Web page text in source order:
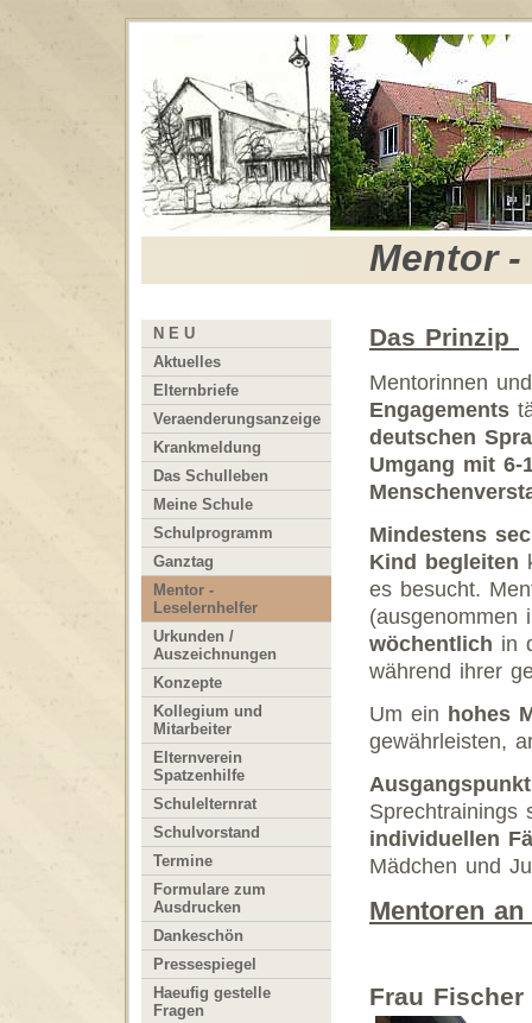
Mentor
N E U
Aktuelles
Elternbriefe
Veraenderungsanzeige
Krankmeldung
Das Schulleben
Meine Schule
Schulprogramm
Ganztag
Mentor -
Leselernhelfer
Urkunden /
Auszeichnungen
Konzepte
Kollegium und
Mitarbeiter
Elternverein
Spatzenhilfe
Schulelternrat
Schulvorstand
Termine
Formulare zum
Ausdrucken
Dankeschön
Pressespiegel
Haeufig gestelle
Fragen
Das Prinzip
Mentorinnen
Engagements
deutschen
Umgang mit 6-
Mindestens
Kind begleiten
es besucht.
wöchentlich in
während ihrer
Um ein hohes
gewährleisten,
Ausgangspunkt
Sprechtrainings
individuellen
Mädchen und
Mentoren
Frau Fischer